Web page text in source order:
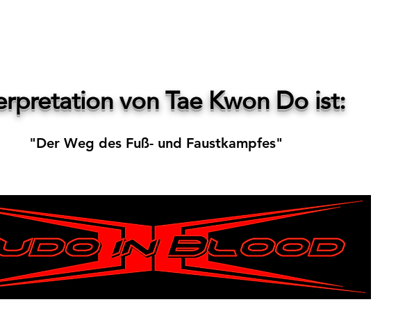
von Tae Kwon Do ist:
"Der Weg des Fuß- und Faustkampfes"